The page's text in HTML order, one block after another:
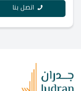
اتصل بنا